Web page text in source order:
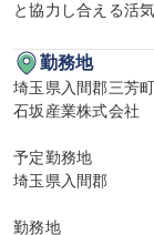
と協力し合える活
勤務地
埼玉県入間郡三芳
石坂産業株式会社
予定勤務地
埼玉県入間郡
勤務地